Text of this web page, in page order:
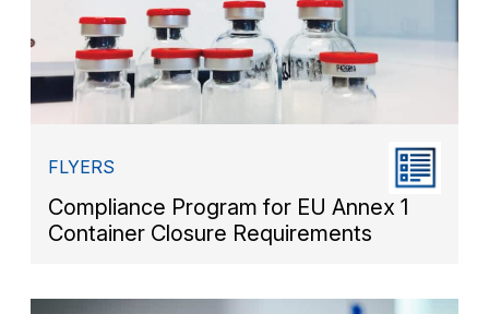
FLYERS
Compliance Program for EU Annex 1
Container Closure Requirements